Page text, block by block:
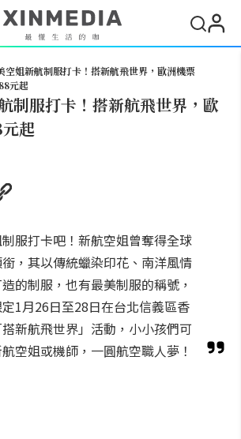
空姐新航制服打卡！搭新航飛世界，歐洲機票
元起
制服打卡！搭新航飛世界，歐
起
服打卡吧！新航空姐曾奪得全球
，其以傳統蠟染印花、南洋風情
的制服，也有最美制服的稱號，
1月26日至28日在台北信義區香
新航飛世界」活動，小小孩們可
空姐或機師，一圓航空職人夢！